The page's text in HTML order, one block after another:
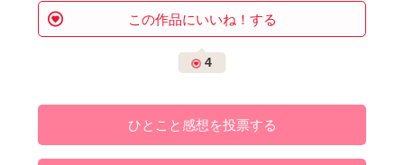
この作品にいいね！する
4
ひとこと感想を投票する